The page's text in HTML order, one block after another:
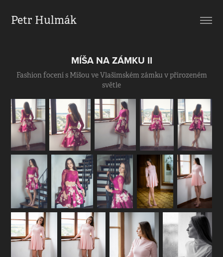
Petr Hulmák
MÍŠA NA ZÁMKU II
Fashion focení s Míšou ve Vlašimském zámku v přirozeném
světle